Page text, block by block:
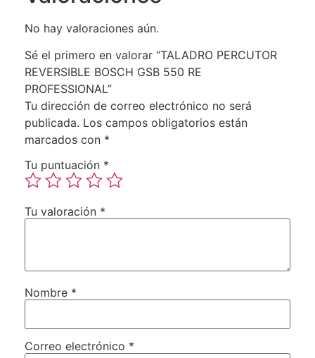
No hay valoraciones aún.
Sé el primero en valorar “TALADRO PERCUTOR
REVERSIBLE BOSCH GSB 550 RE
PROFESSIONAL”
Tu dirección de correo electrónico no será
publicada. Los campos obligatorios están
marcados con *
Tu puntuación *
Tu valoración *
Nombre *
Correo electrónico *